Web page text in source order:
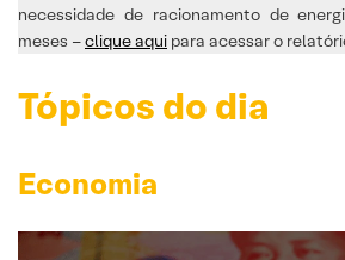
necessidade de racionamento de
meses –clique aqui para acessar o
Tópicos do dia
Economia